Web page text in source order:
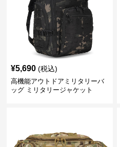
¥5,690 (税込)
高機能アウトドアミリタリーバ
ッグ ミリタリージャケット